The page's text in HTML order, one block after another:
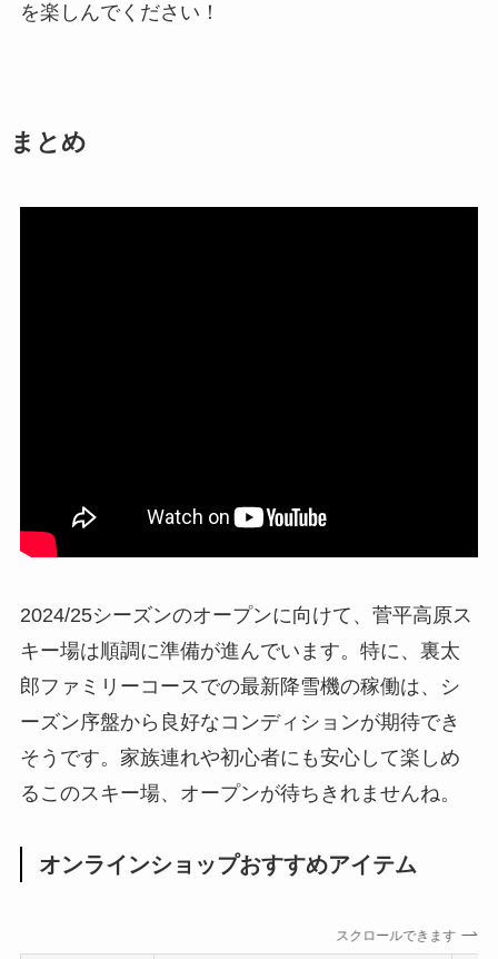
を楽しんでください！
まとめ
2024/25シーズンのオープンに向けて、菅平高原ス
キー場は順調に準備が進んでいます。特に、裏太
郎ファミリーコースでの最新降雪機の稼働は、シ
ーズン序盤から良好なコンディションが期待でき
そうです。家族連れや初心者にも安心して楽しめ
るこのスキー場、オープンが待ちきれませんね。
オンラインショップおすすめアイテム
スクロールできます